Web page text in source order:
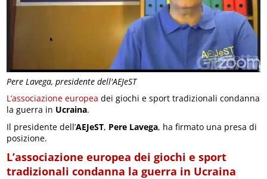
Pere Lavega, presidente dell'AEJeST
L’associazione europea dei giochi e sport tradizionali condanna
la guerra in Ucraina.
Il presidente dell’AEJeST, Pere Lavega, ha firmato una presa di
posizione.
L’associazione europea dei giochi e sport
tradizionali condanna la guerra in Ucraina